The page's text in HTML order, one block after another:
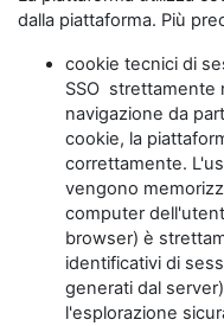
dalla piattaforma. Più
cookie tecnici di
SSO strettamente
navigazione da
cookie, la
correttamente.
vengono
computer
browser) è
identificativi di
generati dal
l'esplorazione